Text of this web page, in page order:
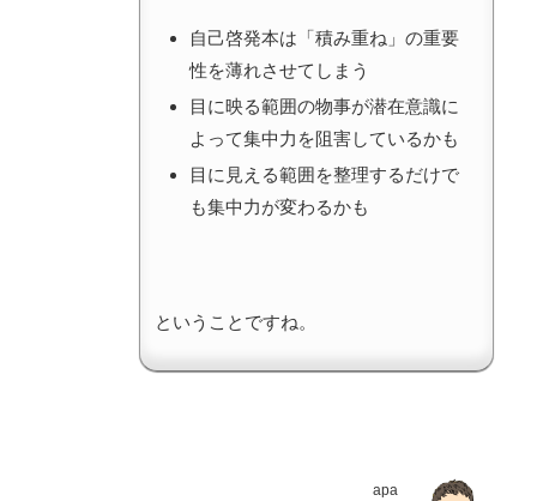
自己啓発本は「積み重ね」の重要
性を薄れさせてしまう
目に映る範囲の物事が潜在意識に
よって集中力を阻害しているかも
目に見える範囲を整理するだけで
も集中力が変わるかも
ということですね。
apa